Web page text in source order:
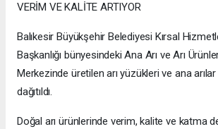
VERİM VE KALİTE ARTIYOR
Balıkesir Büyükşehir Belediyesi Kırsal
Başkanlığı bünyesindeki Ana Arı ve Arı
Merkezinde üretilen arı yüzükleri ve ana
dağıtıldı.
Doğal arı ürünlerinde verim, kalite ve katma